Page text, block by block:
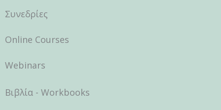
o
k
g
a
Συνεδρίες
Online Courses
Webinars
Βιβλία - Workbooks